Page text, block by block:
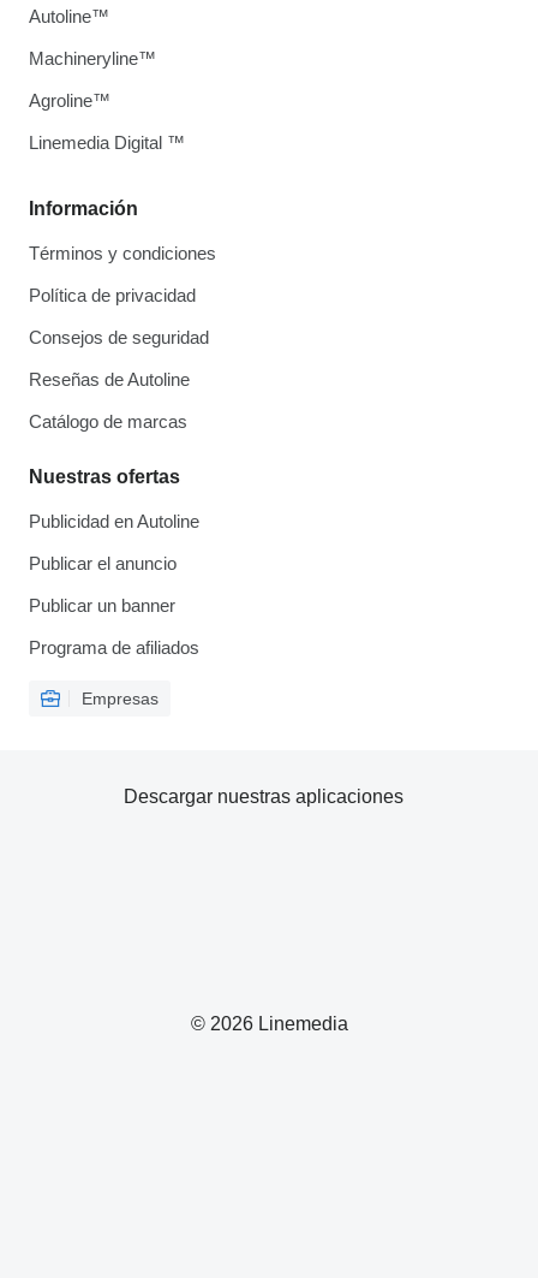
Información
Términos y condiciones
Política de privacidad
Consejos de seguridad
Reseñas de Autoline
Catálogo de marcas
Nuestras ofertas
Publicidad en Autoline
Publicar el anuncio
Publicar un banner
Programa de afiliados
Empresas
Autoline™
Machineryline™
Agroline™
Linemedia Digital ™
© 2026 Linemedia
Descargar nuestras aplicaciones